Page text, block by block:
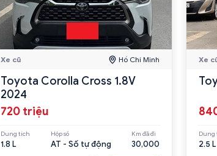
Xe cũ Hồ Chí Minh
Toyota Corolla Cross 1.8V
2024
720 triệu
Dung tích
1.8 L
Hộp số
AT - Số tự động
Km đã đi
30,000
Xe
Dung
2.5 L